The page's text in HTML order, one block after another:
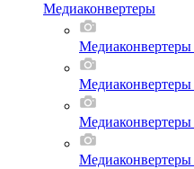
Медиаконвертеры
Медиаконвертеры